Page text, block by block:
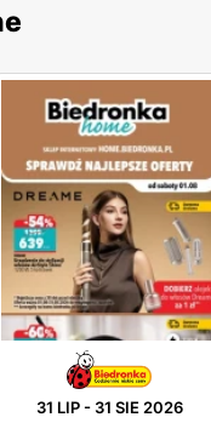
Dzięki
w całej Polsce, z
mniejszych
zadowolenie i
wprowadzając
a każdy klient
31 LIP- 31 SIE 2026